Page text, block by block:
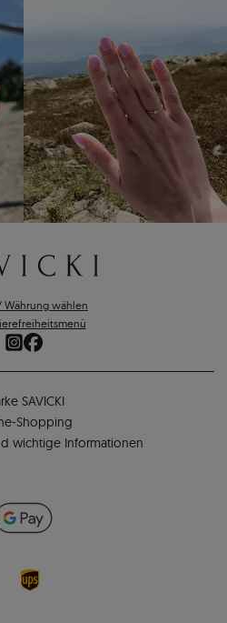
Währung wählen
SAVICKI
Shopping
wichtige Informationen